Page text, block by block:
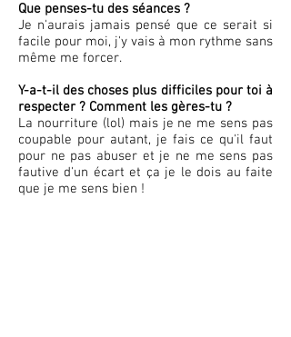
Que penses-tu des séances ?
Je n'aurais jamais pensé que ce serait si
facile pour moi, j'y vais à mon rythme sans
même me forcer.
Y-a-t-il des choses plus difficiles pour toi à
respecter ? Comment les gères-tu ?
La nourriture (lol) mais je ne me sens pas
coupable pour autant, je fais ce qu'il faut
pour ne pas abuser et je ne me sens pas
fautive d'un écart et ça je le dois au faite
que je me sens bien !